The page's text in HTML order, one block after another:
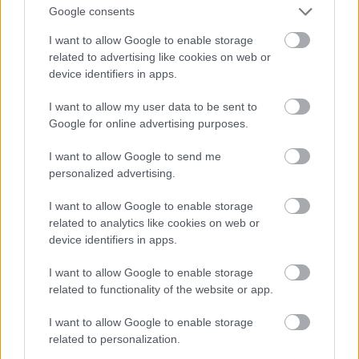
Google consents
I want to allow Google to enable storage
related to advertising like cookies on web or
device identifiers in apps.
I want to allow my user data to be sent to
Google for online advertising purposes.
I want to allow Google to send me
personalized advertising.
I want to allow Google to enable storage
related to analytics like cookies on web or
device identifiers in apps.
I want to allow Google to enable storage
related to functionality of the website or app.
I want to allow Google to enable storage
related to personalization.
felállítandó párizsi minta alapján felállítandó Diadalívről. A
elő a történelem folyamán: a bécsiOtto Wagner
Mesteriskolájában tanuló Medgyaszay István1900-tól
1906-ig többször átdolgozott vizsgaterveinél, amelynek
központi eleme a hegytetőn elhelyezkedő monumentális
épület volt, amelyhez reprezentatív rámpák vezetnek fel két
jutni a hegytetőre. A központi csarnokba két előcsarnok
vezetett volna, ehhez két oldalt csatlakoztak volna a
galériák. A kupola formáját pedig a Szent Korona alakja
határozta volna meg. A terv a Művészeti Akadémia Gundel-
díját nyerte el. 1906-ban, a terv átdolgozásakor
azt is javasolta, hogy a Feszty-körképet itt
helyezzék el, ám az első világháború minden tervet
Csipkerózsika mesepalotája a